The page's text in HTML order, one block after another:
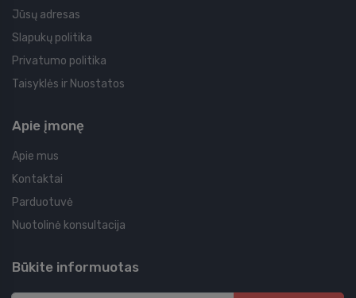
Jūsų adresas
Slapukų politika
Privatumo politika
Taisyklės ir Nuostatos
Apie įmonę
Apie mus
Kontaktai
Parduotuvė
Nuotolinė konsultacija
Būkite informuotas